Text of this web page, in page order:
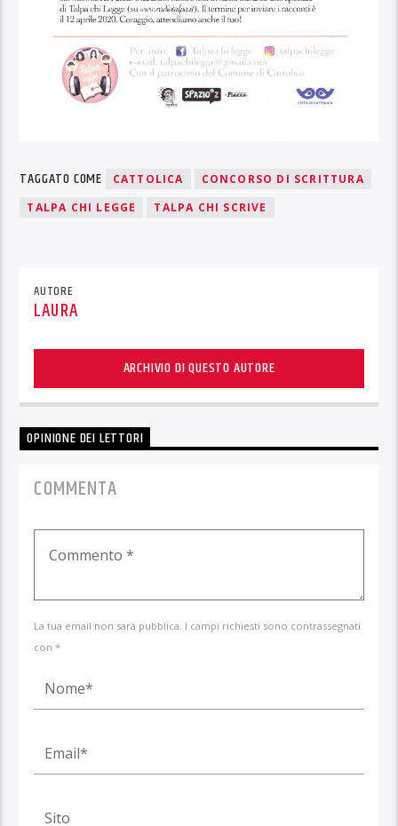
TAGGATO COME CATTOLICA
CONCORSO DI SCRITTURA
TALPA CHI LEGGE
TALPA CHI SCRIVE
AUTORE
LAURA
ARCHIVIO DI QUESTO AUTORE
OPINIONE DEI LETTORI
COMMENTA
La tua email non sarà pubblica. I campi richiesti sono contrassegnati
con *